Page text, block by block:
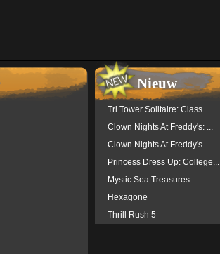
Nieuw
Tri Tower Solitaire: Class...
Clown Nights At Freddy's: ...
Clown Nights At Freddy's
Princess Dress Up: College...
Mystic Sea Treasures
Hexagone
Thrill Rush 5